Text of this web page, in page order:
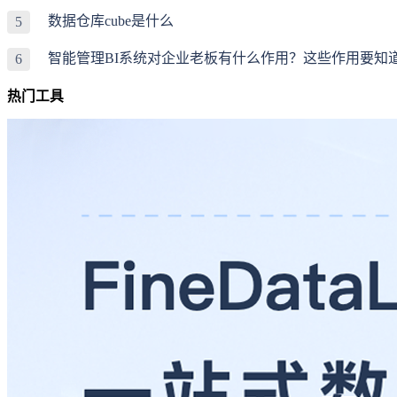
5 数据仓库cube是什么
6 智能管理BI系统对企业老板有什么作用？这些作用要知
热门工具